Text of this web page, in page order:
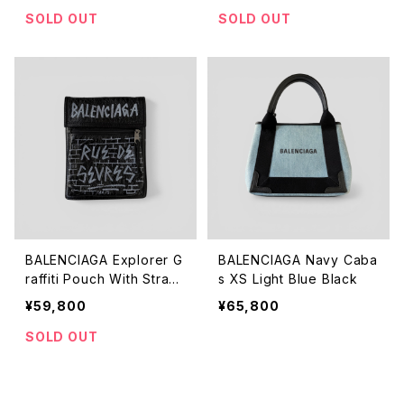
SOLD OUT
SOLD OUT
BALENCIAGA Explorer G
raffiti Pouch With Strap
Black
¥59,800
SOLD OUT
BALENCIAGA Navy Caba
s XS Light Blue Black
¥65,800